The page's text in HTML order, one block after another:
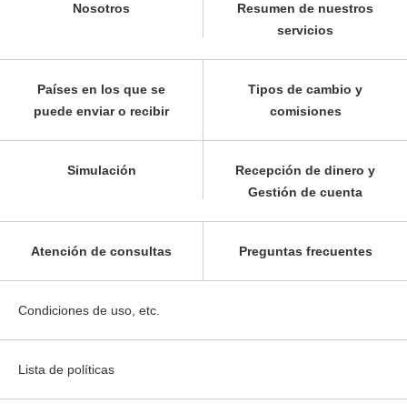
Nosotros
Resumen de nuestros
servicios
Países en los que se
puede enviar o recibir
Tipos de cambio y
comisiones
Simulación
Recepción de dinero y
Gestión de cuenta
Atención de consultas Preguntas frecuentes
Condiciones de uso, etc.
Lista de políticas